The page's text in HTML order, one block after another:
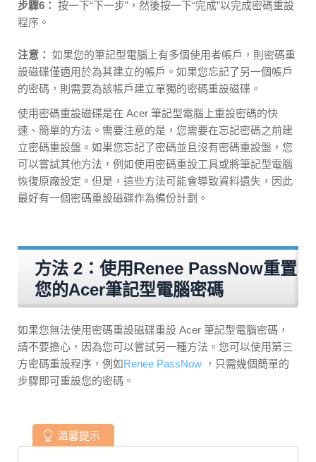
步驟6： 按一下“下一步”，然後按一下“完成”以完成密碼重設
程序。
注意： 如果您的筆記型電腦上有多個使用者帳戶，則密碼重
設磁碟僅適用於為其建立的帳戶。如果您忘記了另一個帳戶
的密碼，則需要為該帳戶建立單獨的密碼重設磁碟。
使用密碼重設磁碟是在 Acer 筆記型電腦上重設密碼的快
速、簡單的方法。需要注意的是，您需要在忘記密碼之前建
立密碼重設盤。如果您忘記了密碼並且沒有密碼重設盤，您
可以嘗試其他方法，例如使用密碼重設工具或將筆記型電腦
恢復原廠設定。但是，這些方法可能會導致資料遺失，因此
最好有一個密碼重設磁碟作為備份計劃。
方法 2：使用Renee PassNow重置
您的Acer筆記型電腦密碼
如果您無法使用密碼重設磁碟重設 Acer 筆記型電腦密碼，
請不要擔心，因為您可以嘗試另一種方法。您可以使用第三
方密碼重設程序，例如Renee PassNow ，只需幾個簡單的
步驟即可重設您的密碼。
溫馨提示